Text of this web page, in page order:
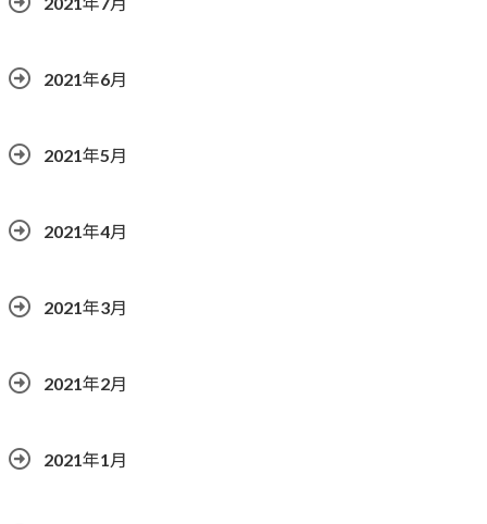
2021年6月
2021年5月
2021年4月
2021年3月
2021年2月
2021年1月